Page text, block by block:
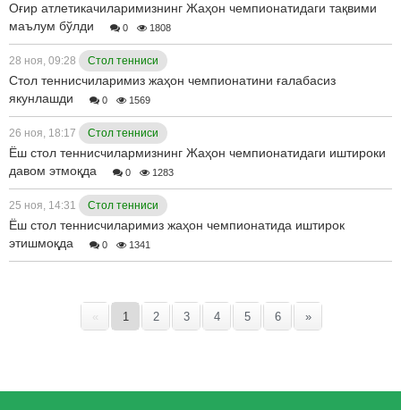
Оғир атлетикачиларимизнинг Жаҳон чемпионатидаги тақвими
маълум бўлди
0 1808
28 ноя, 09:28 Стол тенниси
Стол теннисчиларимиз жаҳон чемпионатини ғалабасиз
якунлашди
0 1569
26 ноя, 18:17 Стол тенниси
Ёш стол теннисчилармизнинг Жаҳон чемпионатидаги иштироки
давом этмоқда
0 1283
25 ноя, 14:31 Стол тенниси
Ёш стол теннисчиларимиз жаҳон чемпионатида иштирок
этишмоқда
0 1341
« 1 2 3 4 5 6 »